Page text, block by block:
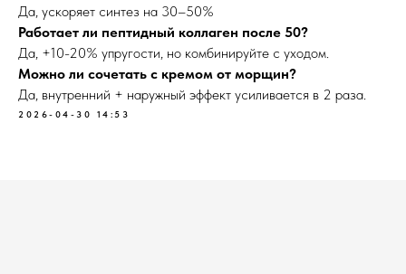
Да, ускоряет синтез на 30–50%
Работает ли пептидный коллаген после 50?
Да, +10-20% упругости, но комбинируйте с уходом.
Можно ли сочетать с кремом от морщин?
Да, внутренний + наружный эффект усиливается в 2 раза.
2026-04-30 14:53